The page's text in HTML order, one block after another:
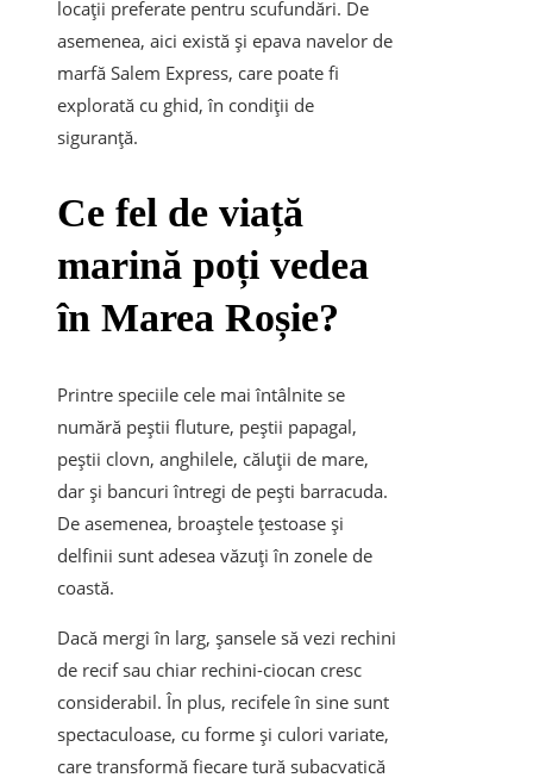
locații preferate pentru scufundări. De
asemenea, aici există și epava navelor de
marfă Salem Express, care poate fi
explorată cu ghid, în condiții de
siguranță.
Ce fel de viață
marină poți vedea
în Marea Roșie?
Printre speciile cele mai întâlnite se
numără peștii fluture, peștii papagal,
peștii clovn, anghilele, căluții de mare,
dar și bancuri întregi de pești barracuda.
De asemenea, broaștele țestoase și
delfinii sunt adesea văzuți în zonele de
coastă.
Dacă mergi în larg, șansele să vezi rechini
de recif sau chiar rechini-ciocan cresc
considerabil. În plus, recifele în sine sunt
spectaculoase, cu forme și culori variate,
care transformă fiecare tură subacvatică